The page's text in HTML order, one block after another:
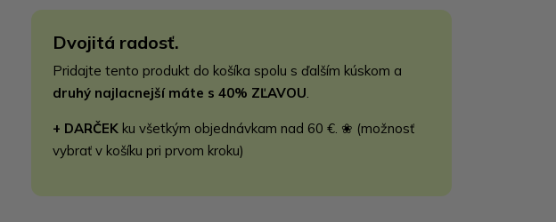
Dvojitá radosť.
Pridajte tento produkt do košíka spolu s ďalším kúskom a
druhý najlacnejší máte s 40% ZĽAVOU.
+ DARČEK ku všetkým objednávkam nad 60 €. ❀ (možnosť
vybrať v košíku pri prvom kroku)